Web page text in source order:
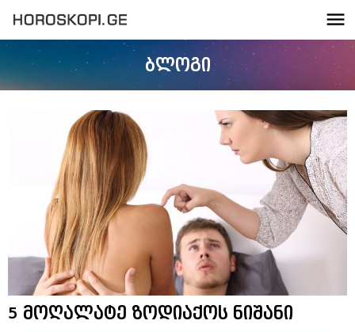
ბლოგი
5 მოღალატე ზოდიაქოს ნიშანი